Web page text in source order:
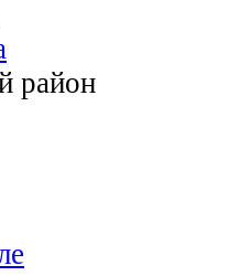
район